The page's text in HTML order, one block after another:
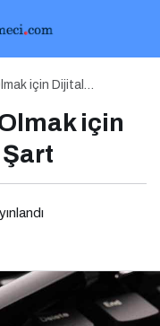
için Dijital
için
İşletme Yönetimi